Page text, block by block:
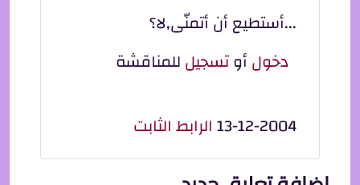
...أستطيع أن أتمنّى,لا؟
دخولأوتسجيلللمناقشة
13-12-2004الرابط الثابت